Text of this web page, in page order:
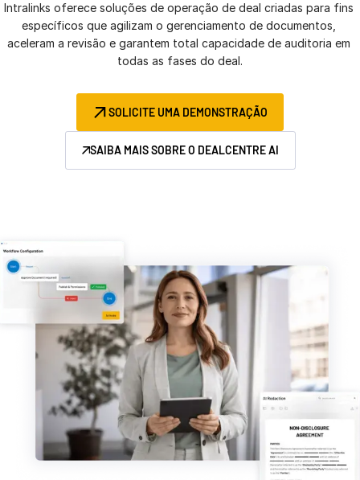
DealCentre AI
Link
Marketing
Diligência
Gerenciamento
DealVault
Integração
Relatórios
Serviços Gerenciados para Investimentos Alternativos
Serviços de deals
Tarjamento
Suporte a transações
Relatórios avançados
NDA
Intralinks oferece soluções de operação de deal criadas para fins
específicos que agilizam o gerenciamento de documentos,
aceleram a revisão e garantem total capacidade de auditoria em
todas as fases do deal.
SOLICITE UMA DEMONSTRAÇÃO
SAIBA MAIS SOBRE O DEALCENTRE AI